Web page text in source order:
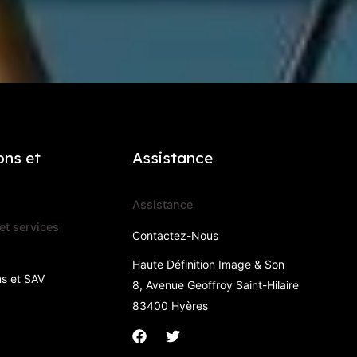
et
services
et SAV
Assistance
Assistance
Contactez-Nous
Haute Définition Image & Son
8, Avenue Geoffroy Saint-Hilaire
83400 Hyères